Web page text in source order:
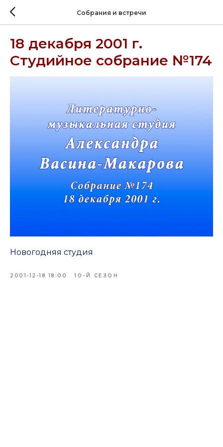
Собрания и встречи
18 декабря 2001 г.
Студийное собрание №174
Новогодняя студия
2001-12-18 18:00 10-Й СЕЗОН